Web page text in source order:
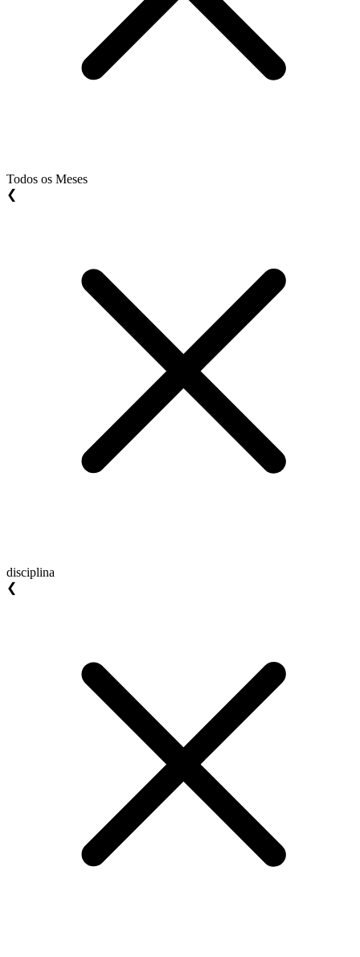
Todos os Meses
❮
disciplina
❮